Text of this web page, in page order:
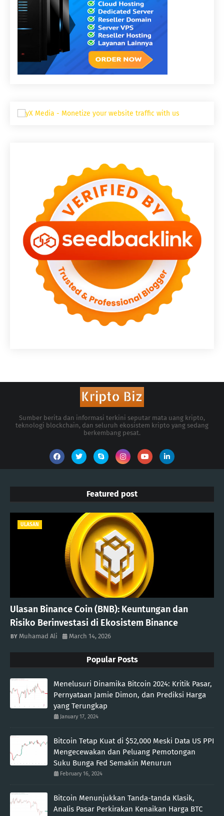
Sumber berita dan informasi terkini seputar mata uang kripto,
teknologi blockchain, dan seluruh ekosistem kripto yang sedang
berkembang pesat.
Featured post
ULASAN
Ulasan Binance Coin (BNB): Keuntungan dan
Risiko Berinvestasi di Ekosistem Binance
Muhamad Ali March 14, 2026
Popular Posts
Menelusuri Dinamika Bitcoin 2024: Kritik Pasar,
Pernyataan Jamie Dimon, dan Prediksi Harga
yang Terungkap
January 17, 2024
Bitcoin Tetap Kuat di $52,000 Meski Data US PPI
Mengecewakan dan Peluang Pemotongan
Suku Bunga Fed Semakin Menurun
February 16, 2024
Bitcoin Menunjukkan Tanda-tanda Klasik,
Analis Pasar Perkirakan Kenaikan Harga BTC